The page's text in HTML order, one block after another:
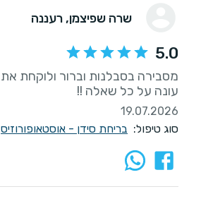
שרה שפיצמן, רעננה
5.0
עונה על כל שאלה !!
19.07.2026
סוג טיפול: בריחת סידן - אוסטאופורוזיס